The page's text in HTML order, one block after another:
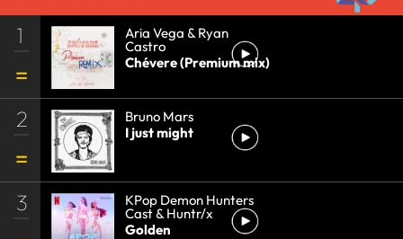
1 Aria Vega & Ryan
Castro
Chévere (Premium mix)
2
Bruno Mars
I just might
3 KPop Demon Hunters
Cast & Huntr/x
Golden